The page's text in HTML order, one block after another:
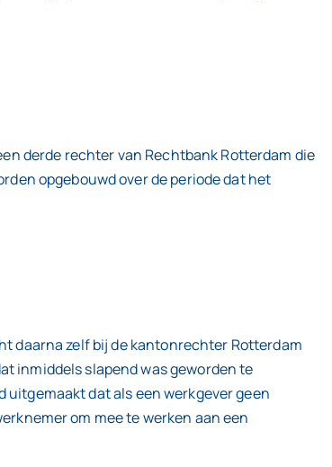
derde rechter van Rechtbank Rotterdam die
opgebouwd over de periode dat het
daarna zelf bij de kantonrechter Rotterdam
inmiddels slapend was geworden te
uitgemaakt dat als een werkgever geen
om mee te werken aan een